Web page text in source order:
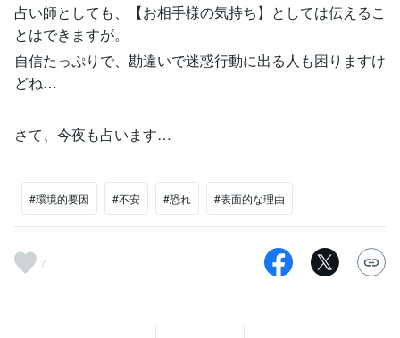
占い師としても、【お相手様の気持ち】としては伝えるこ
とはできますが。
自信たっぷりで、勘違いで迷惑行動に出る人も困りますけ
どね…
さて、今夜も占います…
#環境的要因 #不安 #恐れ #表面的な理由
7